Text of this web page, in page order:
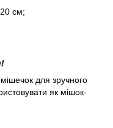
см;
для зручного
як мішок-